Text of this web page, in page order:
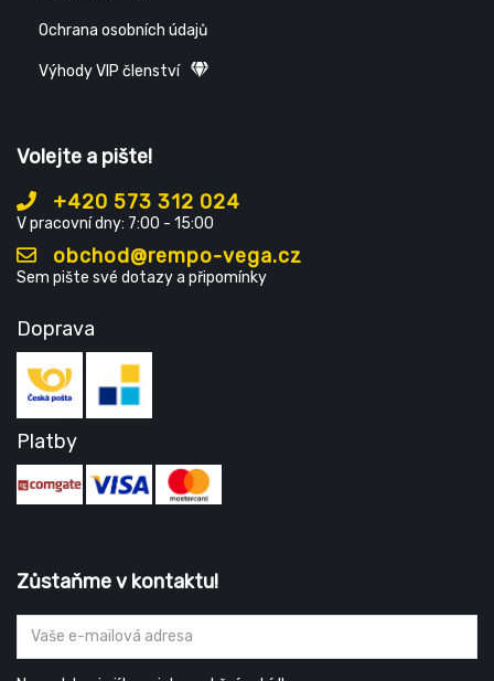
Ochrana osobních údajů
Výhody VIP členství
Volejte a pište!
+420 573 312 024
V pracovní dny: 7:00 - 15:00
obchod@rempo-vega.cz
Sem pište své dotazy a připomínky
Doprava
Platby
Zůstaňme v kontaktu!